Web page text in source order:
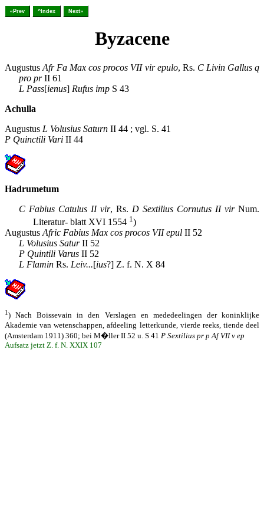
«Prev ^Index Next»
Byzacene
AugustusAfr Fa Max cos procos VII vir epulo, Rs. C Livin Gallus q
pro prII 61
L Pass[ienus] Rufus imp S 43
Achulla
Augustus L Volusius Saturn II 44 ; vgl. S. 41
P Quinctili Vari II 44
Hadrumetum
C Fabius Catulus II vir, Rs. D Sextilius Cornutus II virNum.
Literatur- blatt XVI 1554 1 )
Augustus Afric Fabius Max cos procos VII epul II 52
L Volusius SaturII 52
P Quintili Varus II 52
L Flamin Rs. Leiv...[ius?] Z. f. N. X 84
1 ) Nach Boissevain in den Verslagen en mededeelingen der koninklijke
Akademie van wetenschappen, afdeeling letterkunde, vierde reeks, tiende deel
(Amsterdam 1911) 360; bei M�ller II 52 u. S 41 P Sextilius pr p Af VII v ep
Aufsatz jetzt Z. f. N. XXIX 107